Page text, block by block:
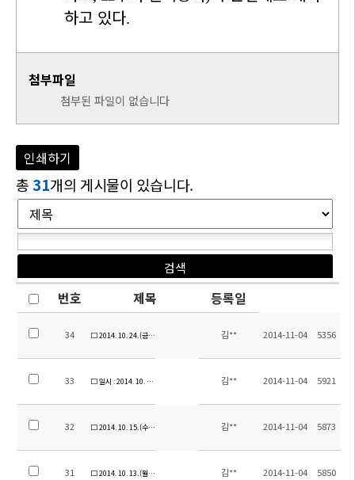
하고 있다.
첨부파일
첨부된 파일이 없습니다
인쇄하기
총 31개의 게시물이 있습니다.
번호 제목 등록일
34 □ 2014. 10. 24.(금) 소주한국학교 건립 기부행렬 이어져...
김** 2014-11-04 5356
33 □ 일시 : 2014. 10. 23.(목) 6학년 수학여행 , 1-4학년 현장체험학습
김** 2014-11-04 5921
32 □ 2014. 10. 15.(수) 서울 팝스오케스트라 연주회
김** 2014-11-04 5873
31 □ 2014. 10. 13.(월) 한글날 기념 글짓기 대회 수상식 실시
김** 2014-11-04 5850